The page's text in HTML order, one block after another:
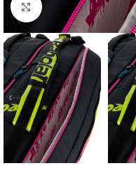
Click to enlarge